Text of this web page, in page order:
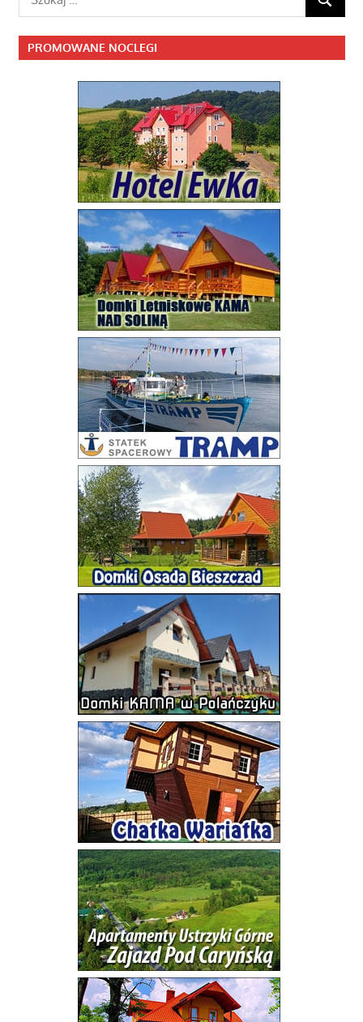
SZUKAJ
PROMOWANE NOCLEGI